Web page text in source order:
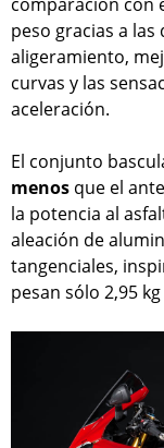
peso gracias a
aligeramiento,
curvas y las
aceleración.
El conjunto
menos que el
la potencia al
aleación de
tangenciales,
pesan sólo 2,95